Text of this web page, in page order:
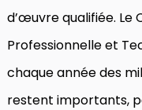
d’œuvre qualifiée. Le
Professionnelle et
chaque année des
restent importants,